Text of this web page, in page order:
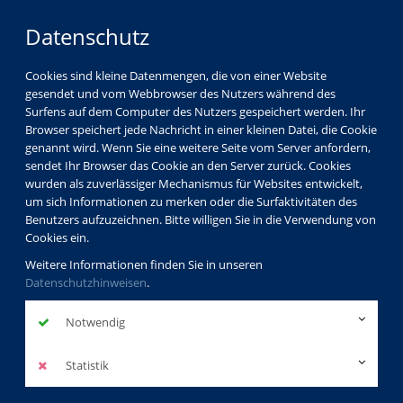
Datenschutz
Cookies sind kleine Datenmengen, die von einer Website
gesendet und vom Webbrowser des Nutzers während des
Surfens auf dem Computer des Nutzers gespeichert werden. Ihr
Browser speichert jede Nachricht in einer kleinen Datei, die Cookie
genannt wird. Wenn Sie eine weitere Seite vom Server anfordern,
sendet Ihr Browser das Cookie an den Server zurück. Cookies
wurden als zuverlässiger Mechanismus für Websites entwickelt,
um sich Informationen zu merken oder die Surfaktivitäten des
Benutzers aufzuzeichnen. Bitte willigen Sie in die Verwendung von
Cookies ein.
Weitere Informationen finden Sie in unseren
Datenschutzhinweisen.
Notwendig
Statistik